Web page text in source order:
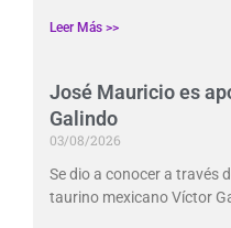
Leer Más >>
José Mauricio es
Galindo
03/08/2026
Se dio a conocer a través
taurino mexicano Víctor